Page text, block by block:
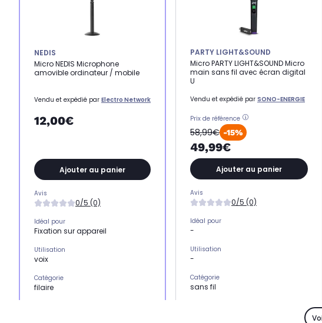
NEDIS
Micro NEDIS Microphone
amovible ordinateur / mobile
Vendu et expédié par Electro Network
12,00€
Ajouter au panier
Avis
0/5 (0)
Idéal pour
Fixation sur appareil
Utilisation
voix
Catégorie
filaire
PARTY LIGHT&SOUND
Micro PARTY LIGHT&SOUND Micro
main sans fil avec écran digital
U
Vendu et expédié par SONO-ENERGIE
Prix de référence
58,99€ -15%
49,99€
Ajouter au panier
Avis
0/5 (0)
Idéal pour
-
Utilisation
-
Catégorie
sans fil